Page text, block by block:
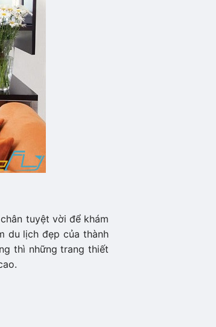
tuyệt vời để khám
du lịch đẹp của thành
thì những trang thiết